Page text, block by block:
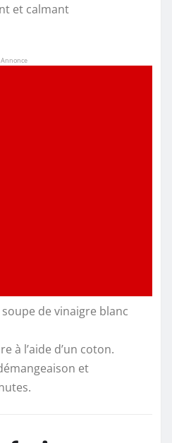
et calmant
Annonce
de vinaigre blanc
à l’aide d’un coton.
et